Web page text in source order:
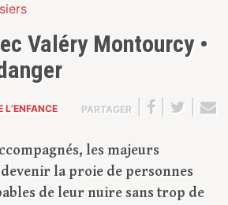
Valéry Montourcy •
L’ENFANCE PARTAGER
les majeurs
la proie de personnes
de leur nuire sans trop de